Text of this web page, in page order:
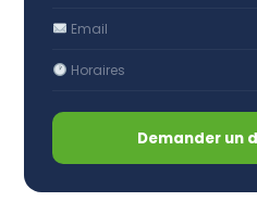
Email
Horaires
Demander un